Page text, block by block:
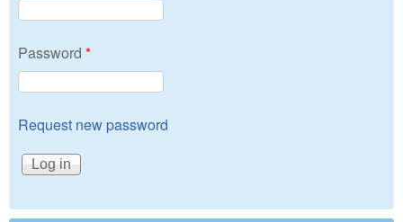
Password *
Request new password